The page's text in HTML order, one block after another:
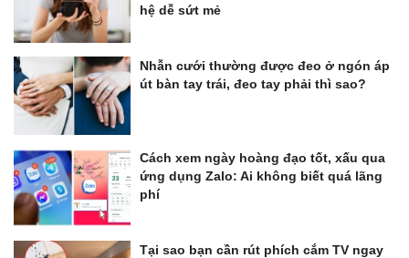
hệ dễ sứt mẻ
Nhẫn cưới thường được đeo ở ngón áp
út bàn tay trái, đeo tay phải thì sao?
Cách xem ngày hoàng đạo tốt, xấu qua
ứng dụng Zalo: Ai không biết quá lãng
phí
Tại sao bạn cần rút phích cắm TV ngay